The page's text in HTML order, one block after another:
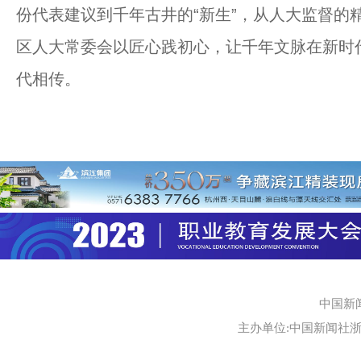
份代表建议到千年古井的“新生”，从人大监督
区人大常委会以匠心践初心，让千年文脉在新
代相传。
中国新
主办单位:中国新闻社